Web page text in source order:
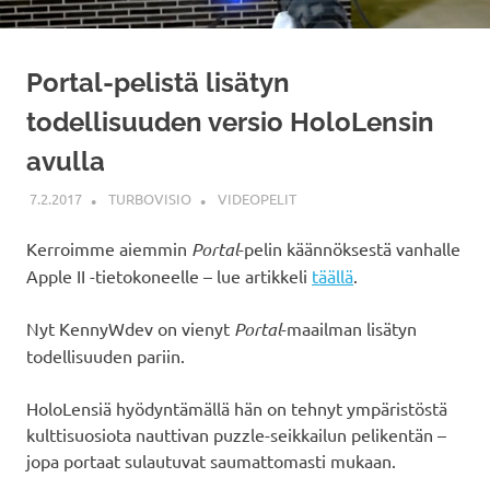
Portal-pelistä lisätyn
todellisuuden versio HoloLensin
avulla
7.2.2017 TURBOVISIO VIDEOPELIT
Kerroimme aiemmin Portal-pelin käännöksestä vanhalle
Apple II -tietokoneelle – lue artikkeli täällä.
Nyt KennyWdev on vienyt Portal-maailman lisätyn
todellisuuden pariin.
HoloLensiä hyödyntämällä hän on tehnyt ympäristöstä
kulttisuosiota nauttivan puzzle-seikkailun pelikentän –
jopa portaat sulautuvat saumattomasti mukaan.